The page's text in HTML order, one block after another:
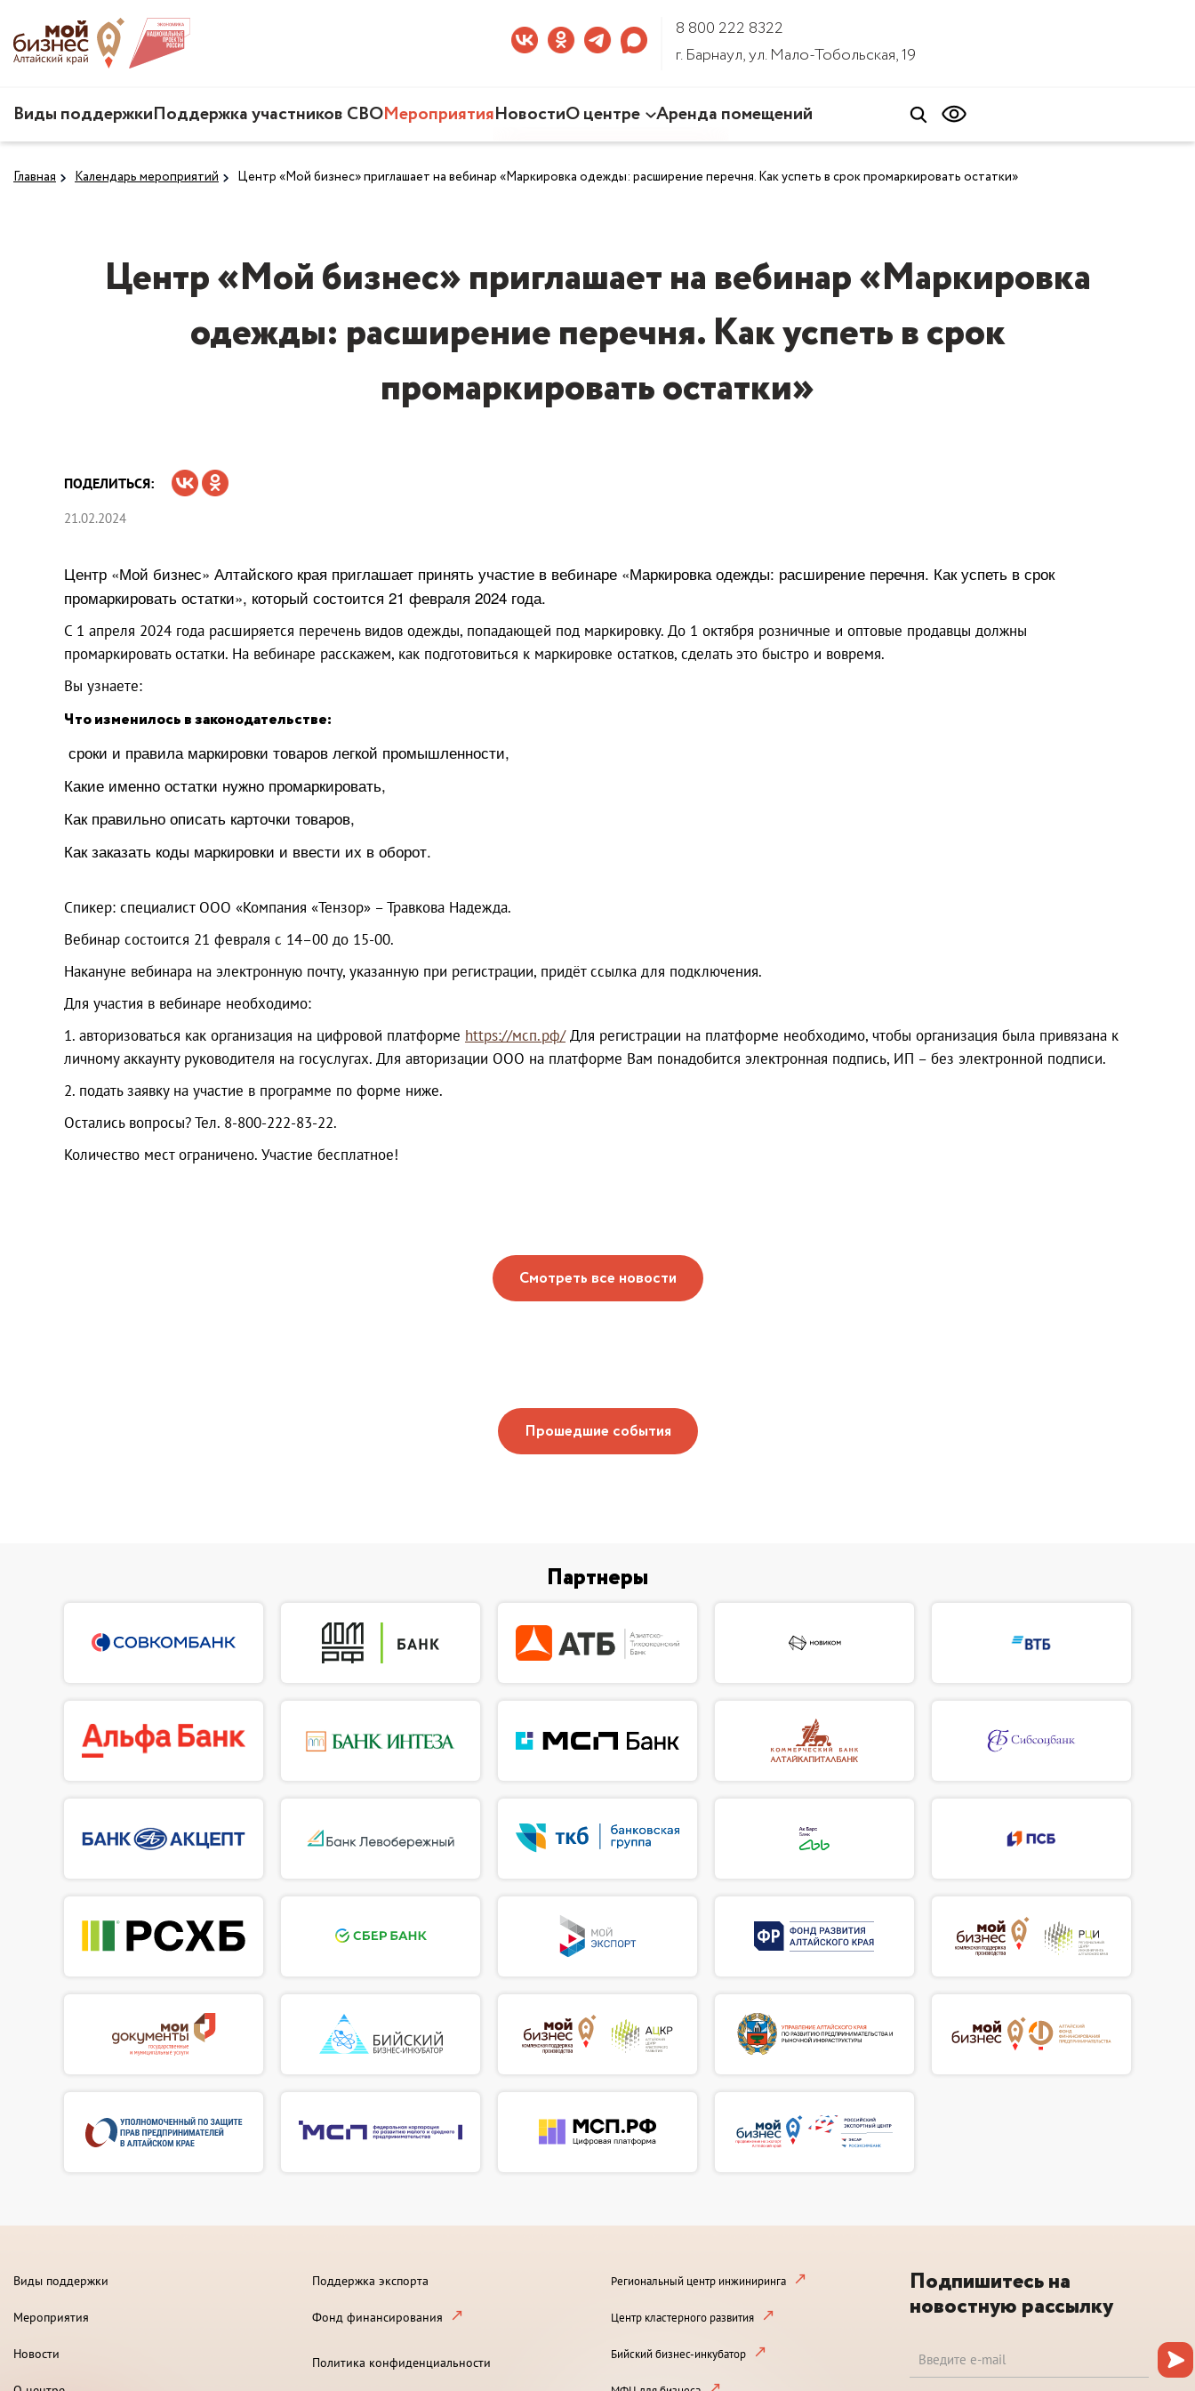
8 800 222 8322
г. Барнаул, ул. Мало-Тобольская, 19
Виды поддержкиПоддержка участников СВОМероприятияНовостиО центре
Команда Центра
Аренда помещений
Главная Календарь мероприятий Центр «Мой бизнес» приглашает на вебинар «Маркировка одежды: расширение перечня. Как успеть в срок промаркировать остатки»
Центр «Мой бизнес» приглашает на вебинар «Маркировка
одежды: расширение перечня. Как успеть в срок
промаркировать остатки»
ПОДЕЛИТЬСЯ:
21.02.2024
Центр «Мой бизнес» Алтайского края приглашает принять участие в вебинаре «Маркировка одежды: расширение перечня. Как успеть в срок
промаркировать остатки», который состоится 21 февраля 2024 года.
С 1 апреля 2024 года расширяется перечень видов одежды, попадающей под маркировку. До 1 октября розничные и оптовые продавцы должны
промаркировать остатки. На вебинаре расскажем, как подготовиться к маркировке остатков, сделать это быстро и вовремя.
Вы узнаете:
Что изменилось в законодательстве:
сроки и правила маркировки товаров легкой промышленности,
Какие именно остатки нужно промаркировать,
Как правильно описать карточки товаров,
Как заказать коды маркировки и ввести их в оборот.
Спикер: специалист ООО «Компания «Тензор» – Травкова Надежда.
Вебинар состоится 21 февраля с 14–00 до 15-00.
Накануне вебинара на электронную почту, указанную при регистрации, придёт ссылка для подключения.
Для участия в вебинаре необходимо:
1. авторизоваться как организация на цифровой платформе https://мсп.рф/Для регистрации на платформе необходимо, чтобы организация была привязана к
личному аккаунту руководителя на госуслугах. Для авторизации ООО на платформе Вам понадобится электронная подпись, ИП – без электронной подписи.
2. подать заявку на участие в программе по форме ниже.
Остались вопросы? Тел. 8-800-222-83-22.
Количество мест ограничено. Участие бесплатное!
Смотреть все новости
Прошедшие события
Партнеры
Виды поддержки
Мероприятия
Новости
Поддержка экспорта
Фонд финансирования
Политика конфиденциальности
Региональный центр инжиниринга
Центр кластерного развития
Бийский бизнес-инкубатор
Подпишитесь на
новостную рассылку